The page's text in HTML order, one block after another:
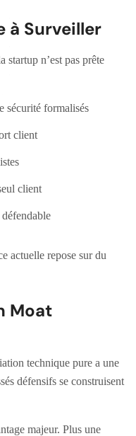
à Surveiller
startup n’est pas prête
sécurité formalisés
client
client
actuelle repose sur du
Moat
technique pure a une
défensifs se construisent
majeur. Plus une